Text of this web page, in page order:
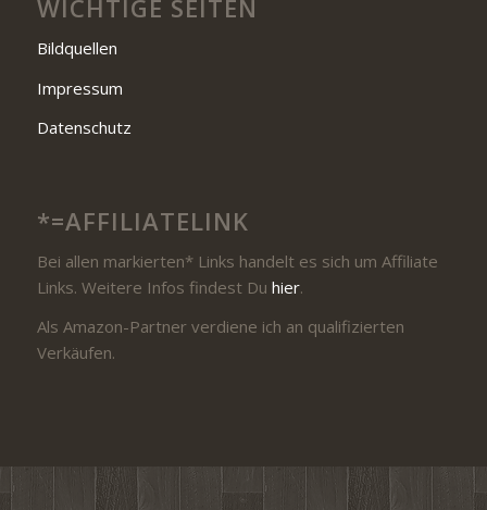
WICHTIGE SEITEN
Bildquellen
Impressum
Datenschutz
*=AFFILIATELINK
Bei allen markierten* Links handelt es sich um Affiliate
Links. Weitere Infos findest Du hier.
Als Amazon-Partner verdiene ich an qualifizierten
Verkäufen.